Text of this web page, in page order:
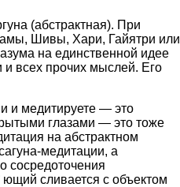
(абстрактная). При
Шивы, Хари, Гайятри или
на единственной идее
и всех прочих мыслей. Его
и медитируете — это
глазами — это тоже
на абстрактном
медитации, а
сосредоточения
ющий сливается с объектом